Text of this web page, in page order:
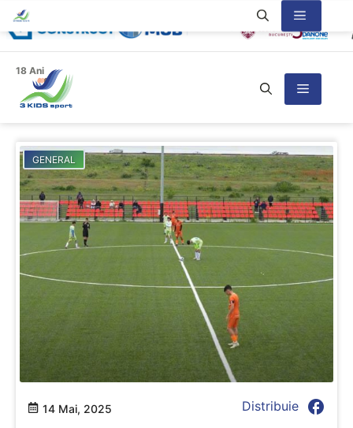
Sari
la
conținut
18 Ani
Meniu
Meniu
GENERAL
14 Mai, 2025 Distribuie facebook